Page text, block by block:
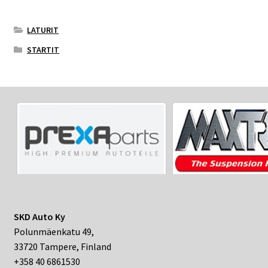
LATURIT
STARTIT
SKD Auto Ky
Polunmäenkatu 49,
33720 Tampere, Finland
+358 40 6861530